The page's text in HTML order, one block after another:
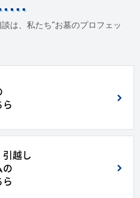
は、私たち“お墓のプロフェッ
越し
の